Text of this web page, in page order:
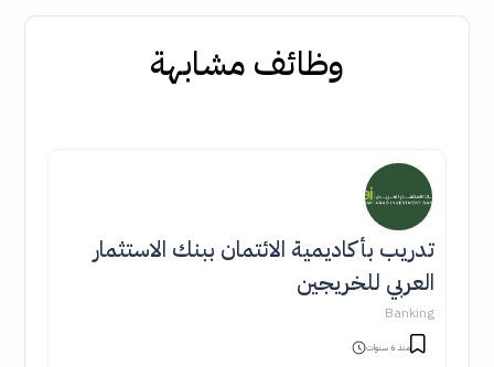
وظائف مشابهة
تدريب بأكاديمية الائتمان ببنك الاستثمار
العربي للخريجين
Banking
منذ 6 سنوات